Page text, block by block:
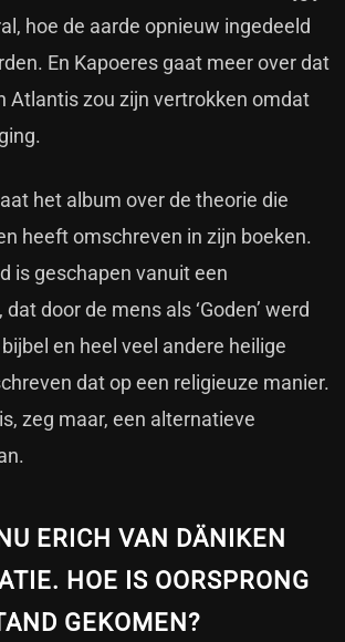
hoe de aarde opnieuw ingedeeld
En Kapoeres gaat meer over dat
Atlantis zou zijn vertrokken omdat
het album over de theorie die
heeft omschreven in zijn boeken.
is geschapen vanuit een
door de mens als ‘Goden’ werd
en heel veel andere heilige
dat op een religieuze manier.
zeg maar, een alternatieve
ERICH VAN DÄNIKEN
HOE IS OORSPRONG
GEKOMEN?